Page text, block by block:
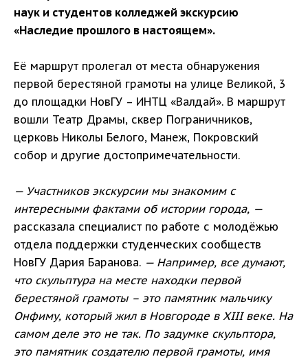
наук и студентов колледжей экскурсию
«Наследие прошлого в настоящем».
Её маршрут пролегал от места обнаружения
первой берестяной грамоты на улице Великой, 3
до площадки НовГУ – ИНТЦ «Валдай». В маршрут
вошли Театр Драмы, сквер Пограничников,
церковь Николы Белого, Манеж, Покровский
собор и другие достопримечательности.
— Участников экскурсии мы знакомим с
интересными фактами об истории города, —
рассказала специалист по работе с молодёжью
отдела поддержки студенческих сообществ
НовГУ Дария Баранова. — Например, все думают,
что скульптура на месте находки первой
берестяной грамоты – это памятник мальчику
Онфиму, который жил в Новгороде в XIII веке. На
самом деле это не так. По задумке скульптора,
это памятник создателю первой грамоты, имя